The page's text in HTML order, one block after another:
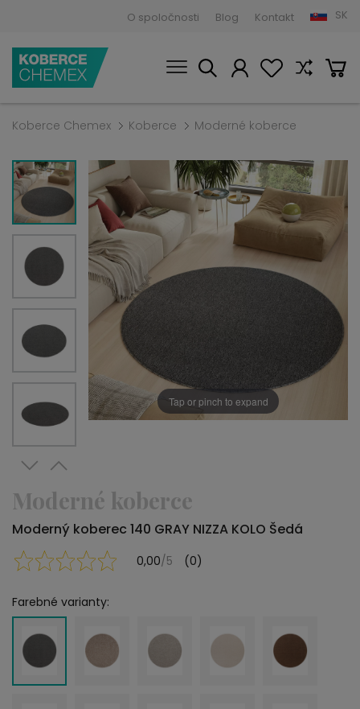
O spoločnosti Blog Kontakt SK
Koberce Chemex Koberce Moderné koberce
Tap or pinch to expand
Moderné koberce
Moderný koberec 140 GRAY NIZZA KOLO Šedá
0,00/5 (0)
Farebné varianty: